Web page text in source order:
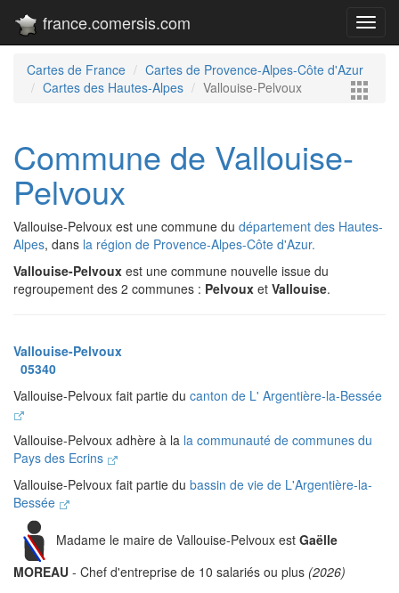
france.comersis.com
Cartes de France
Cartes de Provence-Alpes-Côte d'Azur
Cartes des Hautes-Alpes
Vallouise-Pelvoux
Commune de Vallouise-
Pelvoux
Vallouise-Pelvoux est une commune du département des Hautes-
Alpes, dans la région de Provence-Alpes-Côte d'Azur.
Vallouise-Pelvoux est une commune nouvelle issue du
regroupement des 2 communes : Pelvoux et Vallouise.
Vallouise-Pelvoux
05340
Vallouise-Pelvoux fait partie du canton de L' Argentière-la-Bessée
Vallouise-Pelvoux adhère à la la communauté de communes du
Pays des Ecrins
Vallouise-Pelvoux fait partie du bassin de vie de L'Argentière-la-
Bessée
Madame le maire de Vallouise-Pelvoux est Gaëlle
MOREAU - Chef d'entreprise de 10 salariés ou plus (2026)